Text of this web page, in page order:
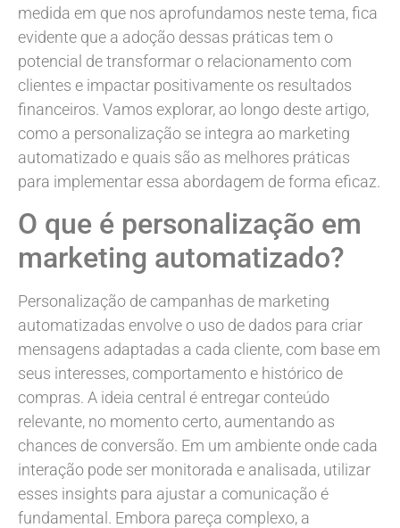
medida em que nos aprofundamos neste tema, fica
evidente que a adoção dessas práticas tem o
potencial de transformar o relacionamento com
clientes e impactar positivamente os resultados
financeiros. Vamos explorar, ao longo deste artigo,
como a personalização se integra ao marketing
automatizado e quais são as melhores práticas
para implementar essa abordagem de forma eficaz.
O que é personalização em
marketing automatizado?
Personalização de campanhas de marketing
automatizadas envolve o uso de dados para criar
mensagens adaptadas a cada cliente, com base em
seus interesses, comportamento e histórico de
compras. A ideia central é entregar conteúdo
relevante, no momento certo, aumentando as
chances de conversão. Em um ambiente onde cada
interação pode ser monitorada e analisada, utilizar
esses insights para ajustar a comunicação é
fundamental. Embora pareça complexo, a